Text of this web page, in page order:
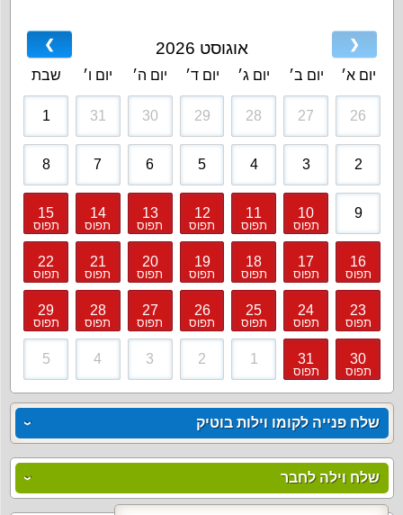
אוגוסט 2026
יום א׳ יום ב׳ יום ג׳ יום ד׳ יום ה׳ יום ו׳ שבת
26
27
28
29
30
31
1
2
3
4
5
6
7
8
9
10
תפוס
11
תפוס
12
תפוס
13
תפוס
14
תפוס
15
תפוס
16
תפוס
17
תפוס
18
תפוס
19
תפוס
20
תפוס
21
תפוס
22
תפוס
23
תפוס
24
תפוס
25
תפוס
26
תפוס
27
תפוס
28
תפוס
29
תפוס
30
תפוס
31
תפוס
1
2
3
4
5
❯ ❮
שלח פנייה לקומו וילות בוטיק
שלח וילה לחבר